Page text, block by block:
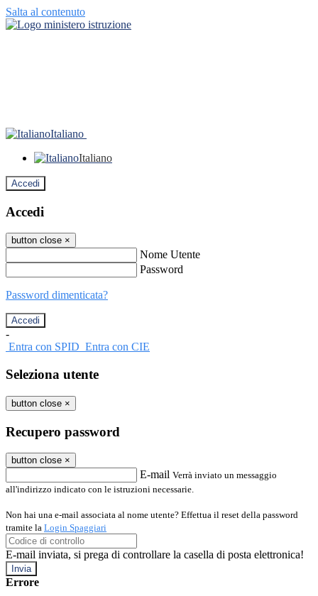
Salta al contenuto
Italiano
Italiano
Accedi
Accedi
button close ×
Nome Utente
Password
Password dimenticata?
-
Entra con SPID Entra con CIE
Seleziona utente
button close ×
Recupero password
button close ×
E-mail Verrà inviato un messaggio
all'indirizzo indicato con le istruzioni necessarie.
Non hai una e-mail associata al nome utente? Effettua il reset della password
tramite la Login Spaggiari
E-mail inviata, si prega di controllare la casella di posta elettronica!
Errore